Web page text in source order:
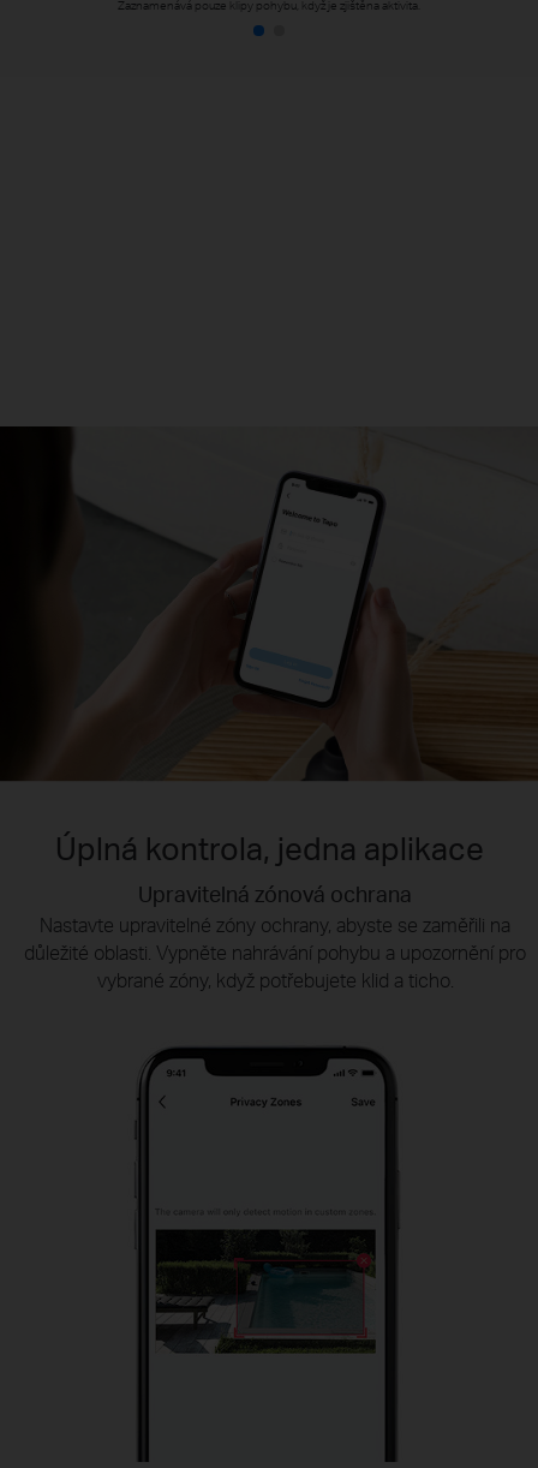
Zaznamenává pouze klipy pohybu, když je zjištěna aktivita.
Úplná kontrola, jedna aplikace
Upravitelná zónová ochrana
Nastavte upravitelné zóny ochrany, abyste se zaměřili na
důležité oblasti. Vypněte nahrávání pohybu a upozornění pro
vybrané zóny, když potřebujete klid a ticho.
Inteligentní přehrávání
Rychle najděte a stáhněte si zajímavé momenty výběrem typu
události nebo posunutím časové osy.
Sdílení Tapo
Sdílejte nezapomenutelné okamžiky nebo poskytněte přístup
k vašim bezpečnostním zařízením Tapo těm, na kterých vám
záleží.